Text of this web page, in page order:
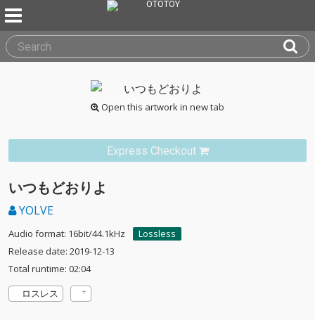
Open this artwork in new tab
Express Checkout
いつもどおりよ
YOLVE
Audio format: 16bit/44.1kHz
Lossless
Release date: 2019-12-13
Total runtime: 02:04
ロスレス